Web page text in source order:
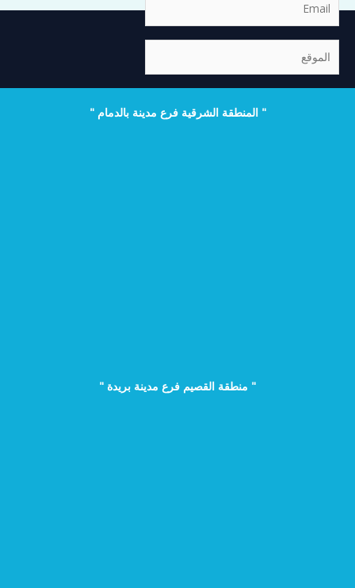
" المنطقة الشرقية فرع مدينة بالدمام "
" منطقة القصيم فرع مدينة بريدة "